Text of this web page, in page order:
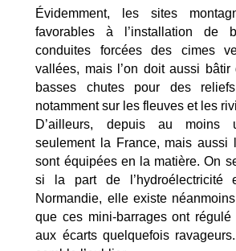
Évidemment, les sites
favorables à l’installation de
conduites forcées des cimes
vallées, mais l’on doit aussi bâtir
basses chutes pour des
notamment sur les fleuves et les
D’ailleurs, depuis au moins
seulement la France, mais aussi
sont équipées en la matière. On
si la part de l’hydroélectricité
Normandie, elle existe
que ces mini-barrages ont régulé
aux écarts quelquefois